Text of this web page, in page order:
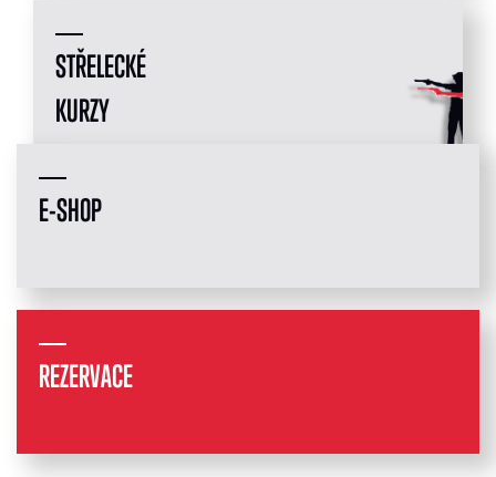
STŘELECKÉ
KURZY
E-SHOP
REZERVACE